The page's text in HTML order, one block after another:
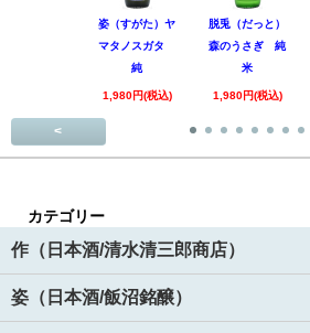
姿（すがた）ヤ
マタノスガタ
純
1,980円(税込)
脱兎（だっと）
森のうさぎ 純
米
1,980円(税込)
<
カテゴリー
作（日本酒/清水清三郎商店）
姿（日本酒/飯沼銘醸）